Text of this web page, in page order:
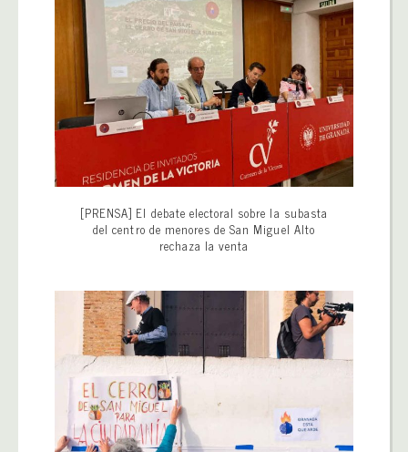
[PRENSA] El debate electoral sobre la subasta
del centro de menores de San Miguel Alto
rechaza la venta